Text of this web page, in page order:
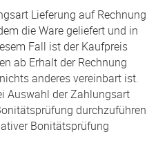
Lieferung auf Rechnung
die Ware geliefert und in
Fall ist der Kaufpreis
ab Erhalt der Rechnung
anderes vereinbart ist.
Auswahl der Zahlungsart
durchzuführen
Bonitätsprüfung